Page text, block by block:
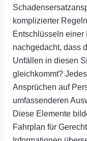
komplizierter
Entschlüsseln einer
nachgedacht, dass
Unfällen in diesen
gleichkommt?
Ansprüchen auf
umfassenderen
Diese Elemente
Fahrplan für